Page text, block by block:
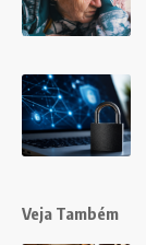
Veja Também